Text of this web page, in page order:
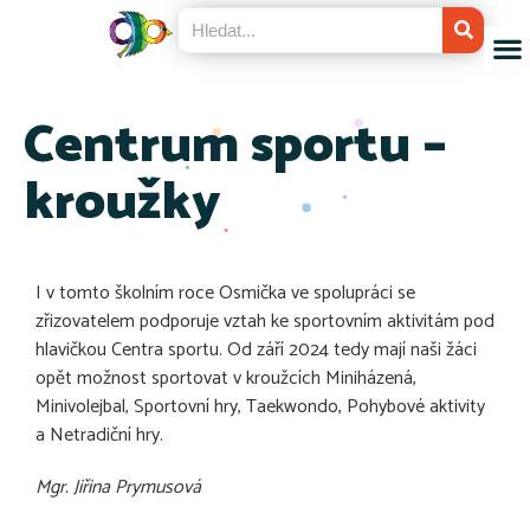
Centrum sportu –
kroužky
I v tomto školním roce Osmička ve spolupráci se
zřizovatelem podporuje vztah ke sportovním aktivitám pod
hlavičkou Centra sportu. Od září 2024 tedy mají naši žáci
opět možnost sportovat v kroužcích Miniházená,
Minivolejbal, Sportovní hry, Taekwondo, Pohybové aktivity
a Netradiční hry.
Mgr. Jiřina Prymusová